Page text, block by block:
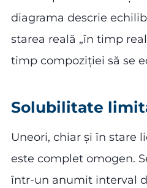
diagrama descrie
starea reală „în timp
timp compoziției să se
Solubilitate
Uneori, chiar și în stare
este complet omogen.
într-un anumit interval